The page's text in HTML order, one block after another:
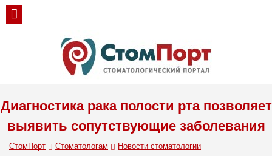
Диагностика рака полости рта позволяет
выявить сопутствующие заболевания
СтомПорт Стоматологам Новости стоматологии